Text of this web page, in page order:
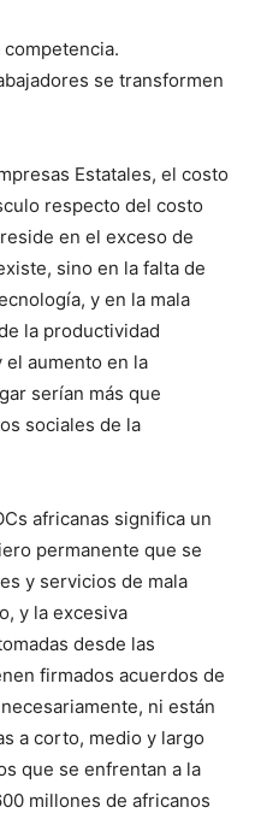
se transformen
Estatales, el costo
respecto del costo
en el exceso de
sino en la falta de
y en la mala
la productividad
aumento en la
serían más que
sociales de la
africanas significa un
permanente que se
y servicios de mala
y la excesiva
desde las
firmados acuerdos de
ni están
a corto, medio y largo
que se enfrentan a la
millones de africanos